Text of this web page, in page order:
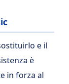
e il
è
in forza al